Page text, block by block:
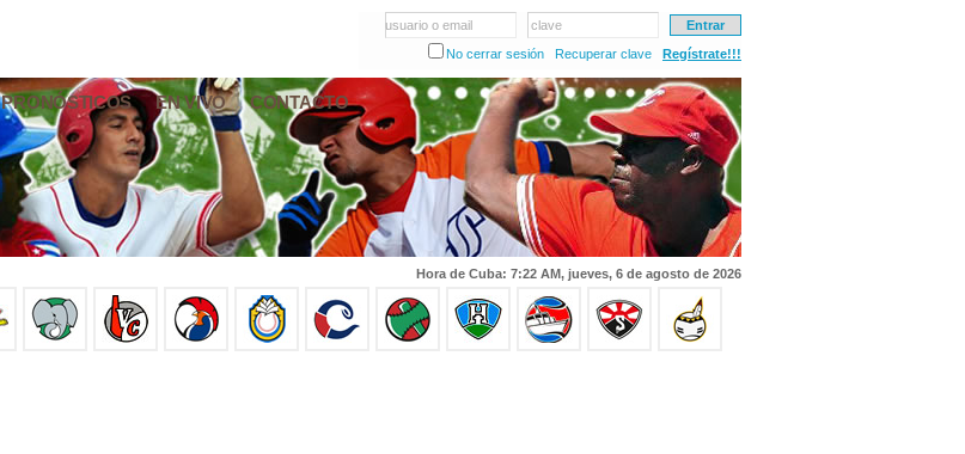
usuario o email
clave
No cerrar sesión
Recuperar clave Regístrate!!!
PRONÓSTICOS EN VIVO CONTACTO
Hora de Cuba: 7:22 AM, jueves, 6 de agosto de 2026